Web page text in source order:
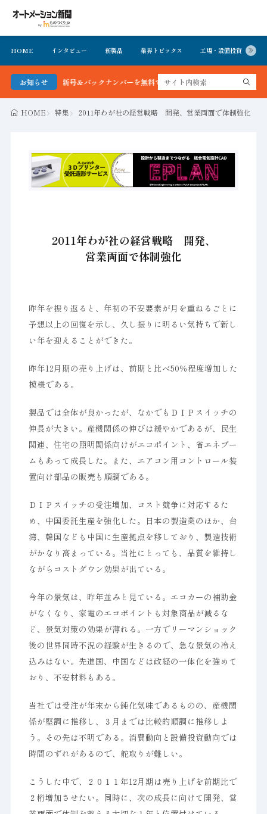
HOME インタビュー 新製品 業界トピックス 工場・設備投資
お知らせ
新聞 最新号＆バックナンバーを無料で公開中 詳細はこちら
HOME 特集 2011年わが社の経営戦略 開発、営業両面で体制強化
2011年わが社の経営戦略 開発、
営業両面で体制強化
昨年を振り返ると、年初の不安要素が月を重ねるごとに
予想以上の回復を示し、久し振りに明るい気持ちで新し
い年を迎えることができた。
昨年12月期の売り上げは、前期と比べ50％程度増加した
模様である。
製品では全体が良かったが、なかでもＤＩＰスイッチの
伸長が大きい。産機関係の伸びは緩やかであるが、民生
関連、住宅の照明関係向けがエコポイント、省エネブー
ムもあって成長した。また、エアコン用コントロール装
置向け部品の販売も順調である。
ＤＩＰスイッチの受注増加、コスト競争に対応するた
め、中国委託生産を強化した。日本の製造業のほか、台
湾、韓国なども中国に生産拠点を移しており、製造技術
がかなり高まっている。当社にとっても、品質を維持し
ながらコストダウン効果が出ている。
今年の景気は、昨年並みと見ている。エコカーの補助金
がなくなり、家電のエコポイントも対象商品が減るな
ど、景気対策の効果が薄れる。一方でリーマンショック
後の世界同時不況の経験が生きるので、急な景気の冷え
込みはない。先進国、中国などは政経の一体化を強めて
おり、不安材料もある。
当社では受注が年末から鈍化気味であるものの、産機関
係が堅調に推移し、３月までは比較的順調に推移しよ
う。その先は不明である。消費動向と設備投資動向では
時間のずれがあるので、舵取りが難しい。
こうした中で、２０１１年12月期は売り上げを前期比で
２桁増加させたい。同時に、次の成長に向けて開発、営